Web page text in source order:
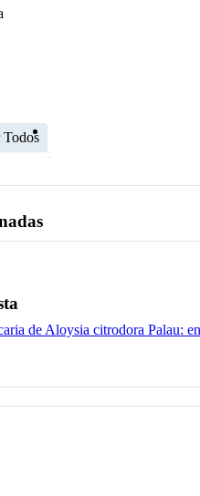
Todos
de Aloysia citrodora Palau: